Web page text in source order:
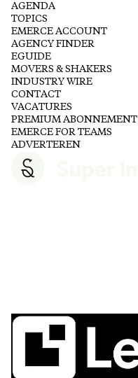
AGENDA
TOPICS
EMERCE ACCOUNT
AGENCY FINDER
EGUIDE
MOVERS & SHAKERS
INDUSTRY WIRE
CONTACT
VACATURES
PREMIUM ABONNEMENT
EMERCE FOR TEAMS
ADVERTEREN